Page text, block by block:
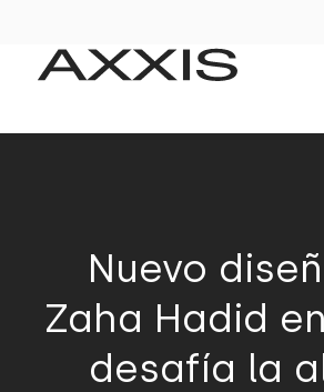
Nuevo
Zaha Hadid
desafía la